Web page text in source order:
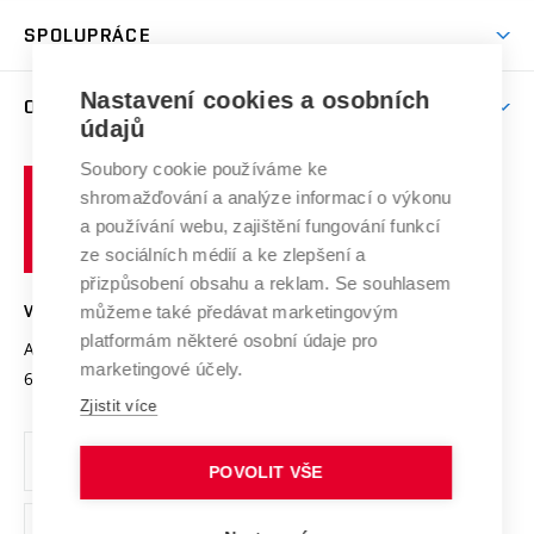
Celoživotní vzdělávání
E-přihláška
Harmonogram akademického roku
Závěrečné práce
Doktorské studium
Zpracování osobních údajů studentů
Sociální bezpečí
Studium bez bariér
Podpora podnikání
Mezinárodní vědecká rada
Systém zajišťování kvality výzkumu
Výzkumné infrastruktury
Transfer znalostí
Open Science
Projekty
Projekty ze strukturálních fondů
Specifický výzkum
SPOLUPRÁCE
Zahraniční spolupráce
Spolupráce se školami
Služby univerzity
Mezinárodní dohody
Univerzitní sítě
O UNIVERZITĚ
Profil univerzity
Udržitelná univerzita
Podnikavá univerzita / ContriBUTe
Bezpečná univerzita
Vyznamenání
Organizační struktura
Ochrana osobních údajů
učení
technické
VYSOKÉ UČENÍ TECHNICKÉ V BRNĚ
Antonínská 548/1
602 00 Brno
www.vut.cz
vut@vutbr.cz
Nastavení cookies a osobních
údajů
Soubory cookie používáme ke
shromažďování a analýze informací o výkonu
a používání webu, zajištění fungování funkcí
ze sociálních médií a ke zlepšení a
přizpůsobení obsahu a reklam. Se souhlasem
můžeme také předávat marketingovým
platformám některé osobní údaje pro
marketingové účely.
Zjistit více
POVOLIT VŠE